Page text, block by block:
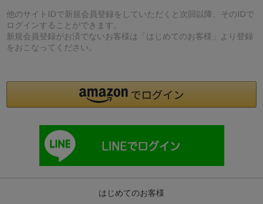
他のサイトIDで新規会員登録をしていただくと次回以降、そのIDで
ログインすることができます。
新規会員登録がお済でないお客様は「はじめてのお客様」より登録
をおこなってください。
はじめてのお客様